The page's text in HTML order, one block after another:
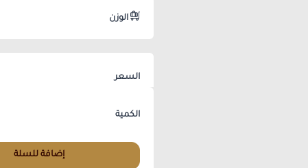
الوزن
السعر
الكمية
إضافة للسلة